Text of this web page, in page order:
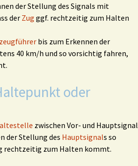
der Stellung des Signals mit
der Zug ggf. rechtzeitig zum Halten
bis zum Erkennen der
40 km/h und so vorsichtig fahren,
oder
zwischen Vor- und Hauptsignal
der Stellung des Hauptsignals so
rechtzeitig zum Halten kommt.